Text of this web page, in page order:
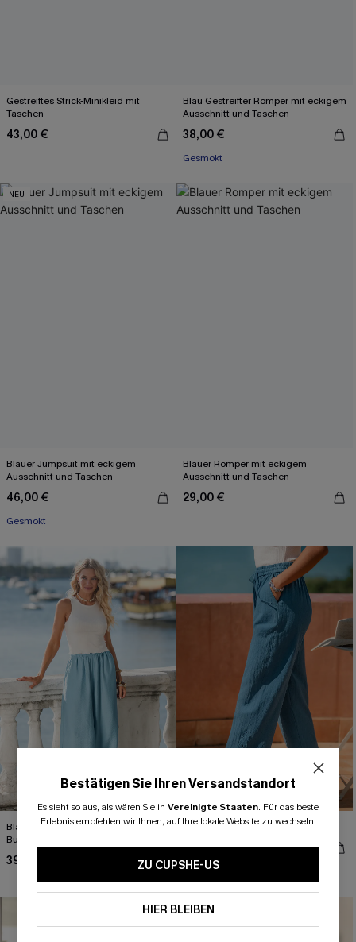
Gestreiftes Strick-Minikleid mit
Taschen
43,00 €
Blau Gestreifter Romper mit eckigem
Ausschnitt und Taschen
38,00 €
Gesmokt
NEU
Blauer Jumpsuit mit eckigem
Ausschnitt und Taschen
46,00 €
Gesmokt
Blauer Romper mit eckigem
Ausschnitt und Taschen
29,00 €
Blaue Sommerhose mit elastischem
Bund und Taschen
39,00 €
Blaue Baumwollhose mit Taschen
38,00 €
Baumwolle
Bestätigen Sie Ihren Versandstandort
Es sieht so aus, als wären Sie in Vereinigte Staaten. Für das beste
Erlebnis empfehlen wir Ihnen, auf Ihre lokale Website zu wechseln.
ZU CUPSHE-US
HIER BLEIBEN